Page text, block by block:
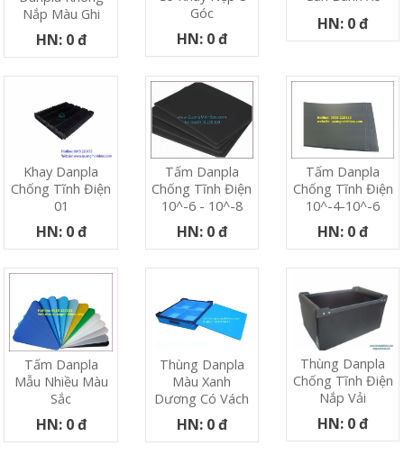
Nắp Màu Ghi
HN: 0 đ
Góc
HN: 0 đ
HN: 0 đ
Khay Danpla
Chống Tĩnh Điện
01
HN: 0 đ
Tấm Danpla
Chống Tĩnh Điện
10^-6 - 10^-8
HN: 0 đ
Tấm Danpla
Chống Tĩnh Điện
10^-4-10^-6
HN: 0 đ
Tấm Danpla
Mẫu Nhiều Màu
Sắc
HN: 0 đ
Thùng Danpla
Màu Xanh
Dương Có Vách
HN: 0 đ
Thùng Danpla
Chống Tĩnh Điện
Nắp Vải
HN: 0 đ